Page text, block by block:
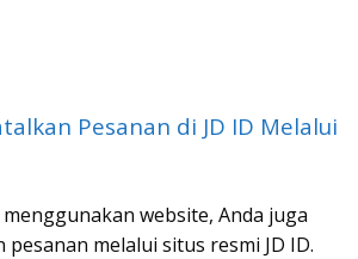
Pesanan di JD ID Melalui
website, Anda juga
pesanan melalui situs resmi JD ID.